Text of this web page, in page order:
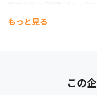
当。日本ハム株式会社の経
もっと見る
この